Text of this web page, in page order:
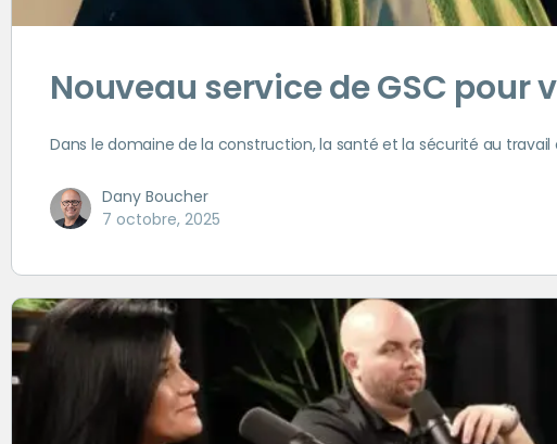
Nouveau service de GSC
Dans le domaine de la construction, la santé et la sécurité au
Dany Boucher
7 octobre, 2025